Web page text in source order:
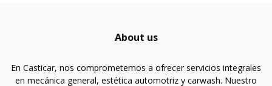
About us
En Casticar, nos comprometemos a ofrecer servicios integrales
en mecánica general, estética automotriz y carwash. Nuestro